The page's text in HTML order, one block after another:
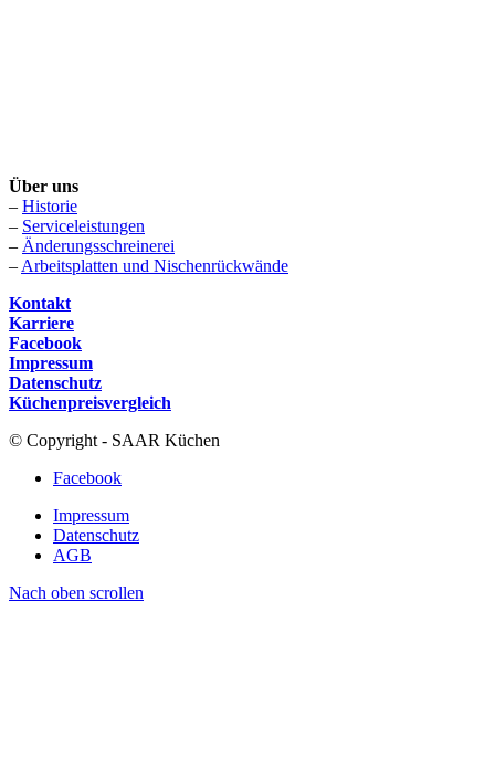
Über uns
– Historie
– Serviceleistungen
– Änderungsschreinerei
– Arbeitsplatten und Nischenrückwände
Kontakt
Karriere
Facebook
Impressum
Datenschutz
Küchenpreisvergleich
© Copyright - SAAR Küchen
Facebook
Impressum
Datenschutz
AGB
Nach oben scrollen